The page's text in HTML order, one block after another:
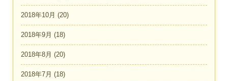
2018年10月 (20)
2018年9月 (18)
2018年8月 (20)
2018年7月 (18)